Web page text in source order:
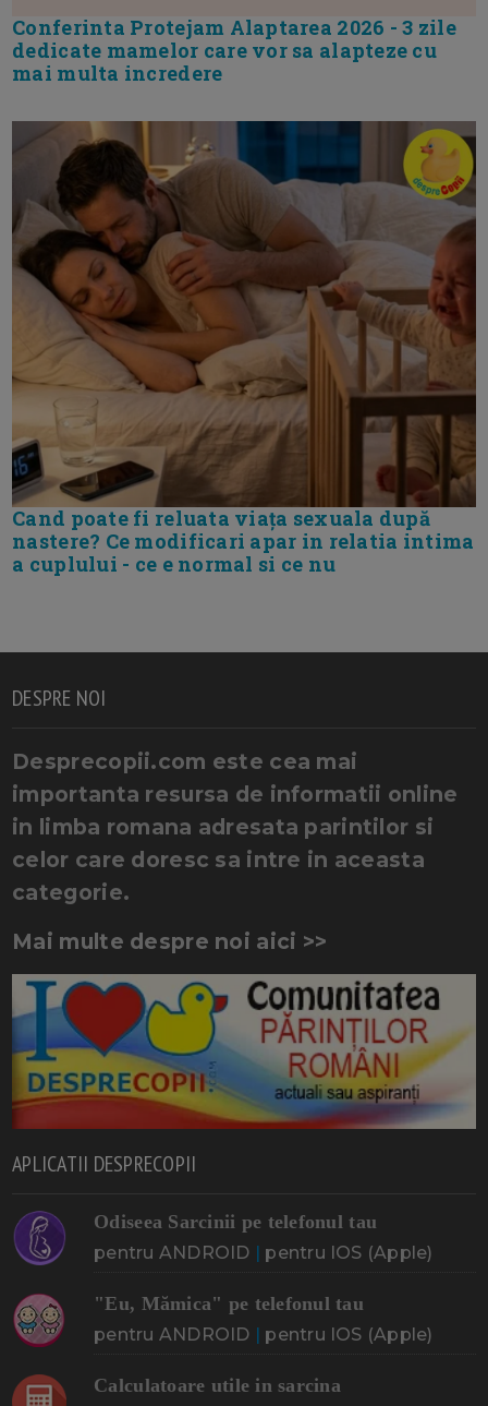
Conferinta Protejam Alaptarea 2026 - 3 zile
dedicate mamelor care vor sa alapteze cu
mai multa incredere
Cand poate fi reluata viața sexuala după
nastere? Ce modificari apar in relatia intima
a cuplului - ce e normal si ce nu
DESPRE NOI
Desprecopii.com este cea mai
importanta resursa de informatii online
in limba romana adresata parintilor si
celor care doresc sa intre in aceasta
categorie.
Mai multe despre noi aici >>
APLICATII DESPRECOPII
Odiseea Sarcinii pe telefonul tau
pentru ANDROID | pentru IOS (Apple)
"Eu, Mămica" pe telefonul tau
pentru ANDROID | pentru IOS (Apple)
Calculatoare utile in sarcina